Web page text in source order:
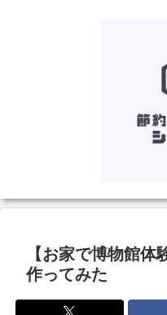
【お家で博物館体
作ってみた